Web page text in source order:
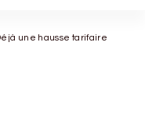
une hausse tarifaire